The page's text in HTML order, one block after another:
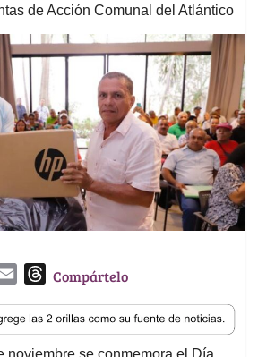
de Acción Comunal del Atlántico
a
i
T
r
e
Compártelo